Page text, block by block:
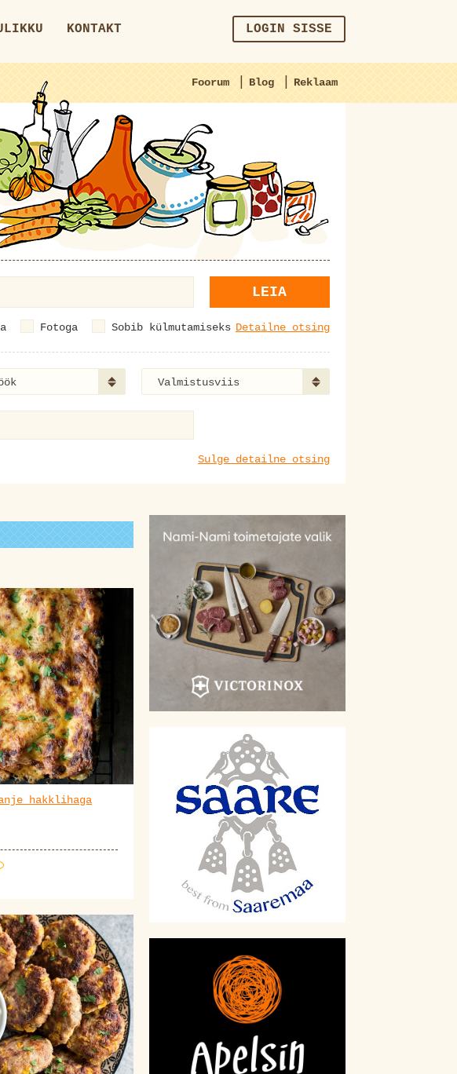
KONTAKT LOGIN SISSE
Foorum | Blog | Reklaam
LEIA
Fotoga Sobib külmutamiseks Detailne otsing
Valmistusviis
Sulge detailne otsing
hakklihaga